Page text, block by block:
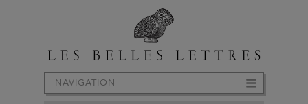
NAVIGATION